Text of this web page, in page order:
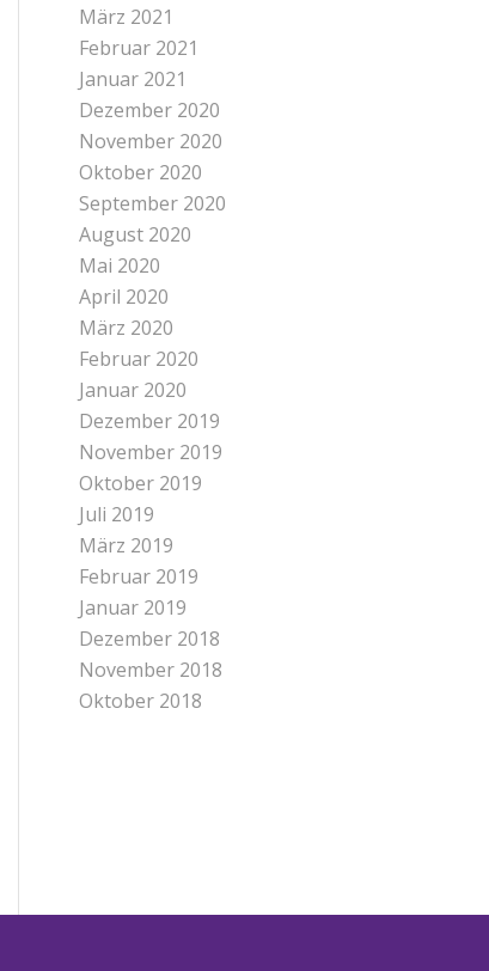
März 2021
Februar 2021
Januar 2021
Dezember 2020
November 2020
Oktober 2020
September 2020
August 2020
Mai 2020
April 2020
März 2020
Februar 2020
Januar 2020
Dezember 2019
November 2019
Oktober 2019
Juli 2019
März 2019
Februar 2019
Januar 2019
Dezember 2018
November 2018
Oktober 2018